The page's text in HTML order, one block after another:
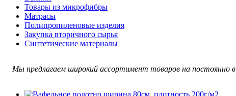
Товары из микрофибры
Матрасы
Полипропиленовые изделия
Закупка вторичного сырья
Синтетические материалы
Мы предлагаем широкий ассортимент товаров на постоянно